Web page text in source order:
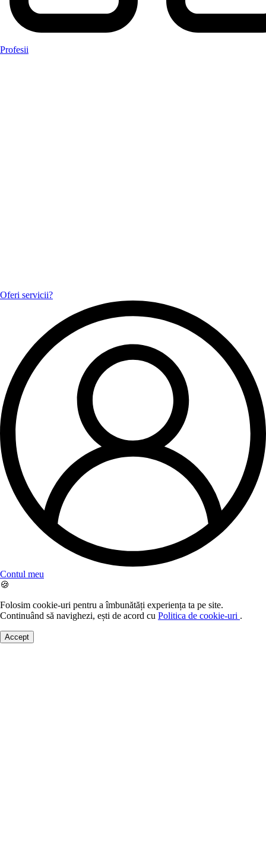
Profesii
Oferi servicii?
Contul meu
🍪
Folosim cookie-uri pentru a îmbunătăți experiența ta pe site.
Continuând să navighezi, ești de acord cu Politica de cookie-uri .
Accept